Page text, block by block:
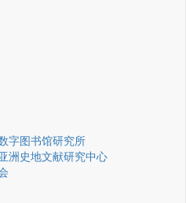
字图书馆研究所
洲史地文献研究中心